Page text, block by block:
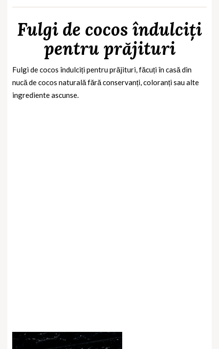
Fulgi de cocos îndulciți
pentru prăjituri
Fulgi de cocos îndulciți pentru prăjituri, făcuți în casă din
nucă de cocos naturală fără conservanți, coloranți sau alte
ingrediente ascunse.